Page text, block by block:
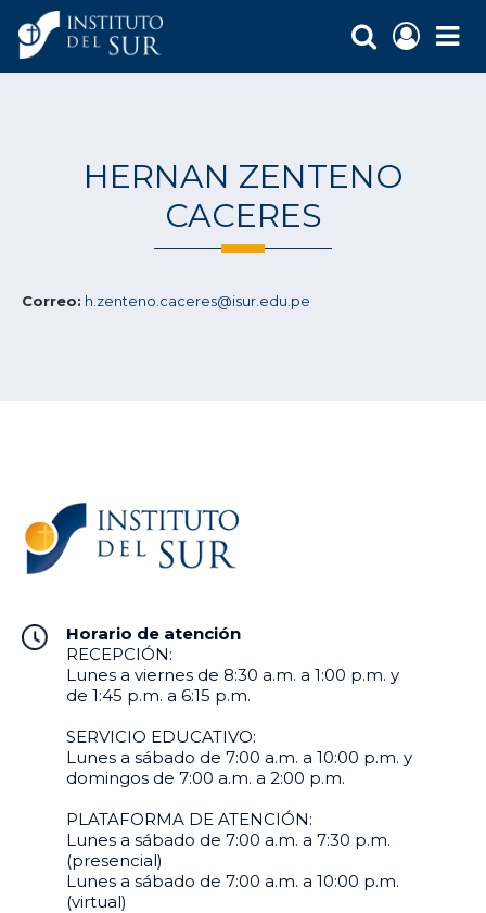
HERNAN ZENTENO
CACERES
Correo: h.zenteno.caceres@isur.edu.pe
Horario de atención
RECEPCIÓN:
Lunes a viernes de 8:30 a.m. a 1:00 p.m. y
de 1:45 p.m. a 6:15 p.m.
SERVICIO EDUCATIVO:
Lunes a sábado de 7:00 a.m. a 10:00 p.m. y
domingos de 7:00 a.m. a 2:00 p.m.
PLATAFORMA DE ATENCIÓN:
Lunes a sábado de 7:00 a.m. a 7:30 p.m.
(presencial)
Lunes a sábado de 7:00 a.m. a 10:00 p.m.
(virtual)